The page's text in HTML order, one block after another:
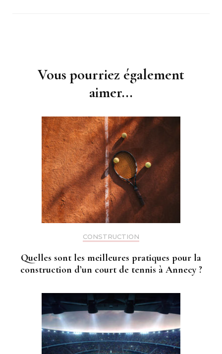
Vous pourriez également
aimer...
CONSTRUCTION
Quelles sont les meilleures pratiques pour la
construction d’un court de tennis à Annecy ?